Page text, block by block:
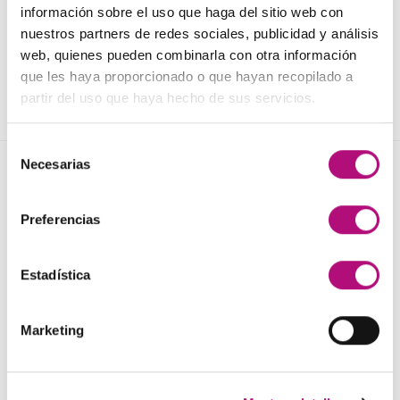
información sobre el uso que haga del sitio web con
nuestros partners de redes sociales, publicidad y análisis
web, quienes pueden combinarla con otra información
que les haya proporcionado o que hayan recopilado a
partir del uso que haya hecho de sus servicios.
Necesarias
Preferencias
Estadística
Marketing
Mascarilla Ilmagnífico
18,50€
AÑADIR AL CARRITO
Mascarilla Huile D`Etoile
Medavita
25,50€ (IVA incluido)
AÑADIR AL CARRITO
Elisièr Tratamiento Instantaneo 50ml
48,00
originalactual